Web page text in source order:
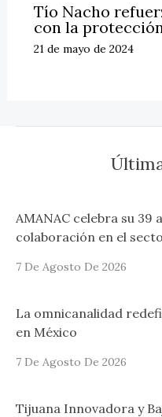
Tío Nacho
con la
21 de mayo de 2024
AMANAC celebra su
colaboración en el
7 De Agosto De 2026
La omnicanalidad
en México
7 De Agosto De 2026
Tijuana Innovadora y